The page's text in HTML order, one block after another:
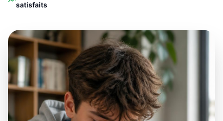
satisfaits